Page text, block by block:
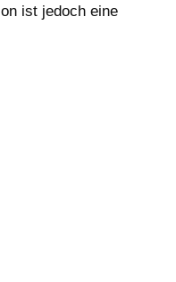
ist jedoch eine